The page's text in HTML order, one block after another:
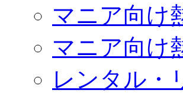
マニア向け
マニア向け
レンタル・